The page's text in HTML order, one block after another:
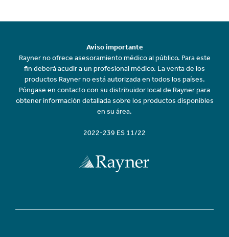
Aviso importante
Rayner no ofrece asesoramiento médico al público. Para este
fin deberá acudir a un profesional médico. La venta de los
productos Rayner no está autorizada en todos los países.
Póngase en contacto con su distribuidor local de Rayner para
obtener información detallada sobre los productos disponibles
en su área.
2022-239 ES 11/22